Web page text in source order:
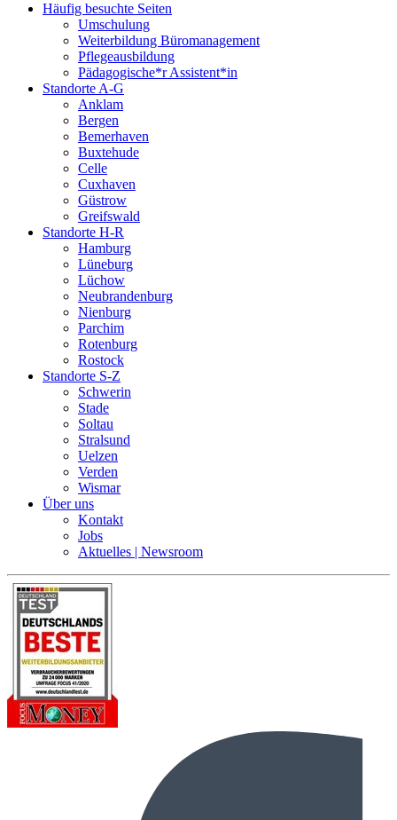
Häufig besuchte Seiten
Umschulung
Weiterbildung Büromanagement
Pflegeausbildung
Pädagogische*r Assistent*in
Standorte A-G
Anklam
Bergen
Bemerhaven
Buxtehude
Celle
Cuxhaven
Güstrow
Greifswald
Standorte H-R
Hamburg
Lüneburg
Lüchow
Neubrandenburg
Nienburg
Parchim
Rotenburg
Rostock
Standorte S-Z
Schwerin
Stade
Soltau
Stralsund
Uelzen
Verden
Wismar
Über uns
Kontakt
Jobs
Aktuelles | Newsroom